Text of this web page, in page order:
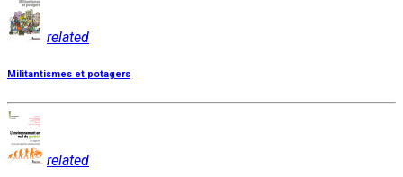
related
Militantismes et potagers
related